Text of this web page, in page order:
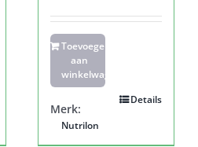
Toevoegen
aan
winkelwagen
Details
Merk:
Nutrilon